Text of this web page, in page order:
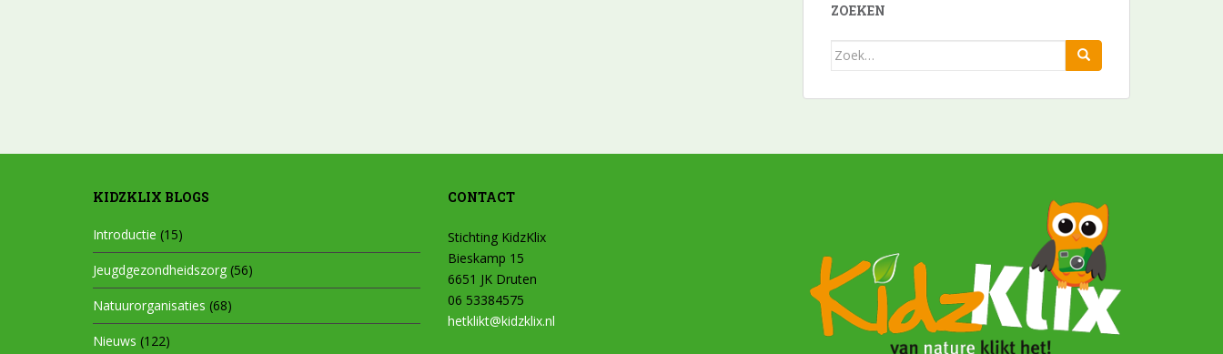
ZOEKEN
Zoek
KIDZKLIX BLOGS
Introductie (15)
Jeugdgezondheidszorg (56)
Natuurorganisaties (68)
Nieuws (122)
CONTACT
Stichting KidzKlix
Bieskamp 15
6651 JK Druten
06 53384575
hetklikt@kidzklix.nl